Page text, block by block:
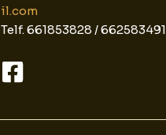
il.com
Telf. 661853828 / 662583491